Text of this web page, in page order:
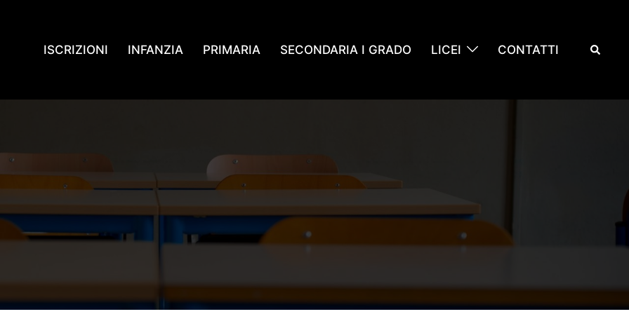
ISCRIZIONI INFANZIA PRIMARIA SECONDARIA I GRADO LICEI CONTATTI Cerca